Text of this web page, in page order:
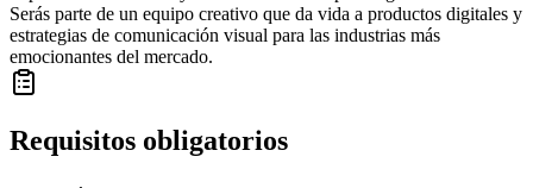
Serás parte de un equipo creativo que da vida a productos digitales y
estrategias de comunicación visual para las industrias más
emocionantes del mercado.
Requisitos obligatorios